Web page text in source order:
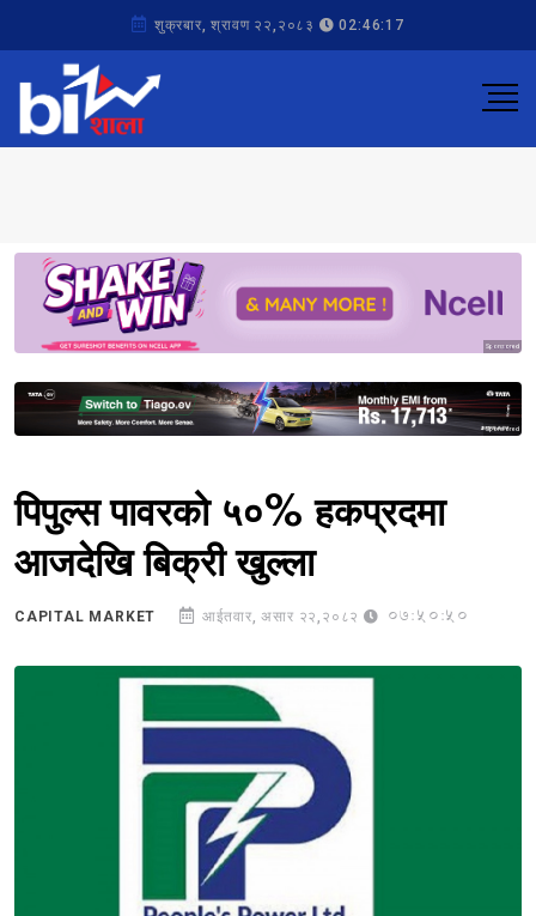
शुक्रबार, श्रावण २२,२०८३ 02:46:17
Sponsored
Sponsored
पिपुल्स पावरको ५०% हकप्रदमा
आजदेखि बिक्री खुल्ला
CAPITAL MARKET आईतवार, असार २२,२०८२ 07:50:50